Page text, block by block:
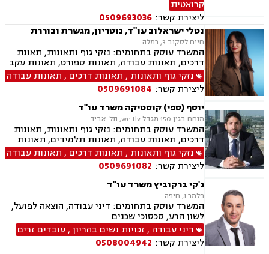
ירושות וצוואות, תמ"א 38
קרואטית
ליצירת קשר: 0509693036
נטלי ישראלוב עו"ד, נוטריון, מגשרת ובוררת
חיים לסקוב 3, רמלה
המשרד עוסק בתחומים: נזקי גוף ותאונות, תאונת
דרכים, תאונות עבודה, תאונות ספורט, תאונות עקב
רשלנות, תאונות תלמידים, ביטוח לאומי, גישור,
רשלנות רפואית הריון ולידה, ירושות וצוואות, ייפוי
כוח מתמשך, ביטוח סיעודי, נפגעי עבירה, בריאות
הנפש,
נזקי גוף ותאונות , תאונות דרכים , תאונות עבודה
ליצירת קשר: 0509691084
יוסף (ספי) קוסטיקה משרד עו"ד
מנחם בגין 150 מגדל we tlv, תל-אביב
המשרד עוסק בתחומים: נזקי גוף ותאונות, תאונות
דרכים, תאונות עבודה, תאונות תלמידים, תאונות
ספורט, תאונות עקב רשלנות, ביטוח לאומי, רשלנות
רפואית, אובדן כושר עבודה
נזקי גוף ותאונות , תאונות דרכים , תאונות עבודה
ליצירת קשר: 0509691082
ג'קי ברקוביץ משרד עו"ד
פלמר 1, חיפה
המשרד עוסק בתחומים: דיני עבודה, הוצאה לפועל,
לשון הרע, סכסוכי שכנים
דיני עבודה , זכויות נשים בהריון,עובדים זרים
ליצירת קשר: 0508004942